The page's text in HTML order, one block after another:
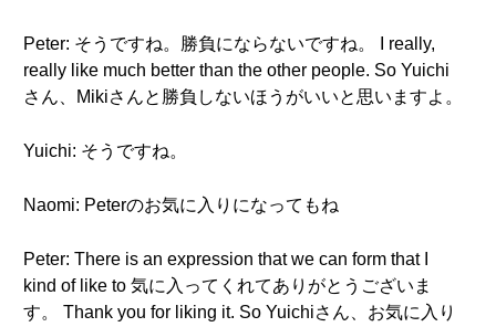
Peter: そうですね。勝負にならないですね。 I really,
really like much better than the other people. So Yuichi
さん、Mikiさんと勝負しないほうがいいと思いますよ。
Yuichi: そうですね。
Naomi: Peterのお気に入りになってもね
Peter: There is an expression that we can form that I
kind of like to 気に入ってくれてありがとうございま
す。 Thank you for liking it. So Yuichiさん、お気に入り